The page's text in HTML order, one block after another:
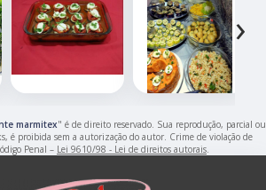
›
marmitex" é de direito reservado. Sua reprodução, parcial ou
é proibida sem a autorização do autor. Crime de violação de
Penal – Lei 9610/98 - Lei de direitos autorais.